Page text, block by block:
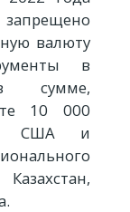
валюту
в
сумме,
10 000
США и